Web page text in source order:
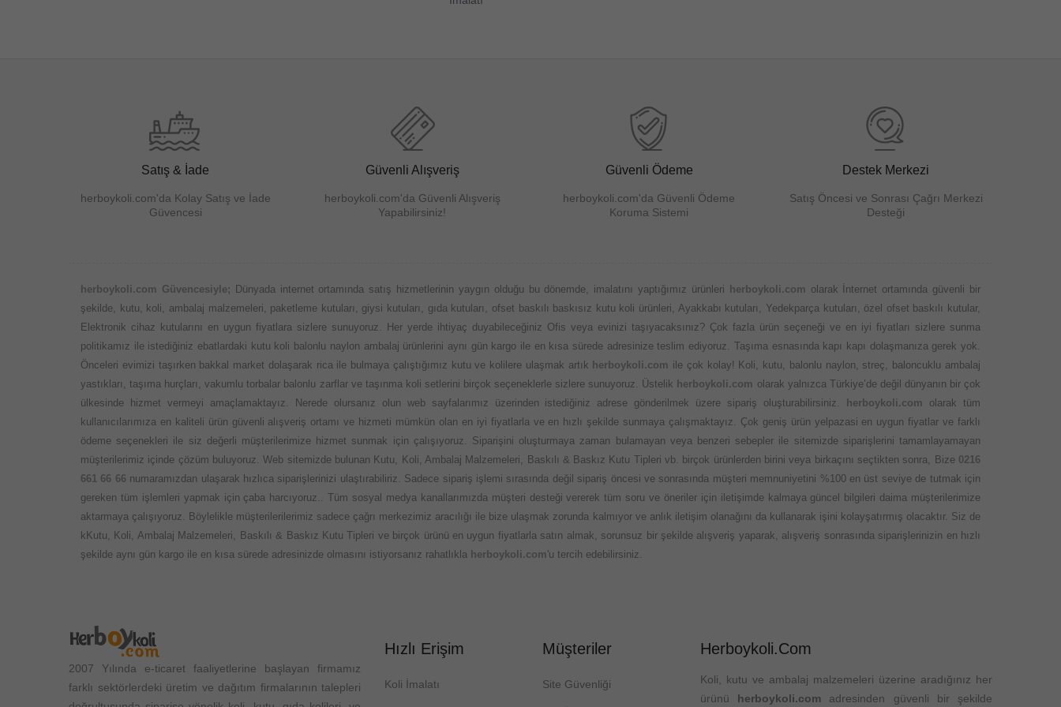
Satış & İade
herboykoli.com'da Kolay Satış ve İade
Güvencesi
Güvenli Alışveriş
herboykoli.com'da Güvenli Alışveriş
Yapabilirsiniz!
Güvenli Ödeme
herboykoli.com'da Güvenli Ödeme
Koruma Sistemi
Destek Merkezi
Satış Öncesi ve Sonrası Çağrı Merkezi
Desteği
herboykoli.com Güvencesiyle; Dünyada internet ortamında satış hizmetlerinin yaygın olduğu bu dönemde, imalatını yaptığımız ürünleri herboykoli.com olarak İnternet ortamında güvenli bir
şekilde, kutu, koli, ambalaj malzemeleri, paketleme kutuları, giysi kutuları, gıda kutuları, ofset baskılı baskısız kutu koli ürünleri, Ayakkabı kutuları, Yedekparça kutuları, özel ofset baskılı kutular,
Elektronik cihaz kutularını en uygun fiyatlara sizlere sunuyoruz. Her yerde ihtiyaç duyabileceğiniz Ofis veya evinizi taşıyacaksınız? Çok fazla ürün seçeneği ve en iyi fiyatları sizlere sunma
politikamız ile istediğiniz ebatlardaki kutu koli balonlu naylon ambalaj ürünlerini aynı gün kargo ile en kısa sürede adresinize teslim ediyoruz. Taşıma esnasında kapı kapı dolaşmanıza gerek yok.
Önceleri evimizi taşırken bakkal market dolaşarak rica ile bulmaya çalıştığımız kutu ve kolilere ulaşmak artık herboykoli.com ile çok kolay! Koli, kutu, balonlu naylon, streç, baloncuklu ambalaj
yastıkları, taşıma hurçları, vakumlu torbalar balonlu zarflar ve taşınma koli setlerini birçok seçeneklerle sizlere sunuyoruz. Üstelik herboykoli.com olarak yalnızca Türkiye’de değil dünyanın bir çok
ülkesinde hizmet vermeyi amaçlamaktayız. Nerede olursanız olun web sayfalarımız üzerinden istediğiniz adrese gönderilmek üzere sipariş oluşturabilirsiniz.
herboykoli.com olarak tüm
kullanıcılarımıza en kaliteli ürün güvenli alışveriş ortamı ve hizmeti mümkün olan en iyi fiyatlarla ve en hızlı şekilde sunmaya çalışmaktayız. Çok geniş ürün yelpazasi en uygun fiyatlar ve farklı
ödeme seçenekleri ile siz değerli müşterilerimize hizmet sunmak için çalışıyoruz. Siparişini oluşturmaya zaman bulamayan veya benzeri sebepler ile sitemizde siparişlerini tamamlayamayan
müşterilerimiz içinde çözüm buluyoruz. Web sitemizde bulunan Kutu, Koli, Ambalaj Malzemeleri, Baskılı & Baskız Kutu Tipleri vb. birçok ürünlerden birini veya birkaçını seçtikten sonra, Bize 0216
661 66 66 numaramızdan ulaşarak hızlıca siparişlerinizi ulaştırabiliriz. Sadece sipariş işlemi sırasında değil sipariş öncesi ve sonrasında müşteri memnuniyetini %100 en üst seviye de tutmak için
gereken tüm işlemleri yapmak için çaba harcıyoruz.. Tüm sosyal medya kanallarımızda müşteri desteği vererek tüm soru ve öneriler için iletişimde kalmaya güncel bilgileri daima müşterilerimize
aktarmaya çalışıyoruz. Böylelikle müşterilerilerimiz sadece çağrı merkezimiz aracılığı ile bize ulaşmak zorunda kalmıyor ve anlık iletişim olanağını da kullanarak işini kolayşatırmış olacaktır. Siz de
kKutu, Koli, Ambalaj Malzemeleri, Baskılı & Baskız Kutu Tipleri ve birçok ürünü en uygun fiyatlarla satın almak, sorunsuz bir şekilde alışveriş yaparak, alışveriş sonrasında siparişlerinizin en hızlı
şekilde aynı gün kargo ile en kısa sürede adresinizde olmasını istiyorsanız rahatlıkla herboykoli.com'u tercih edebilirsiniz.
2007 Yılında e-ticaret faaliyetlerine başlayan firmamız
farklı sektörlerdeki üretim ve dağıtım firmalarının talepleri
Hızlı Erişim
Koli İmalatı
Müşteriler
Site Güvenliği
Herboykoli.com
Koli, kutu ve ambalaj malzemeleri üzerine aradığınız her
ürünü herboykoli.com adresinden güvenli bir şekilde